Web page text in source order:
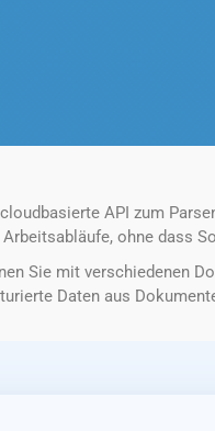
API zum
ohne dass
Sie mit verschiedenen
Daten aus